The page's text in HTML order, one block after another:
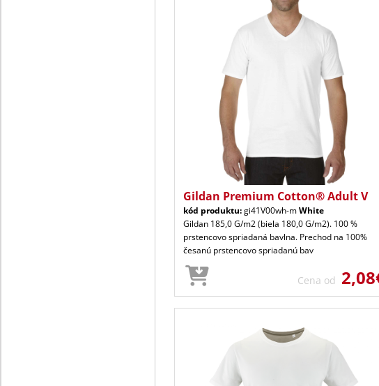
Gildan Premium Cotton® Adult V
kód produktu:gi41V00wh-mWhite
Gildan 185,0 G/m2 (biela 180,0 G/m2). 100 %
prstencovo spriadaná bavlna. Prechod na 100%
česanú prstencovo spriadanú bav
Cena od